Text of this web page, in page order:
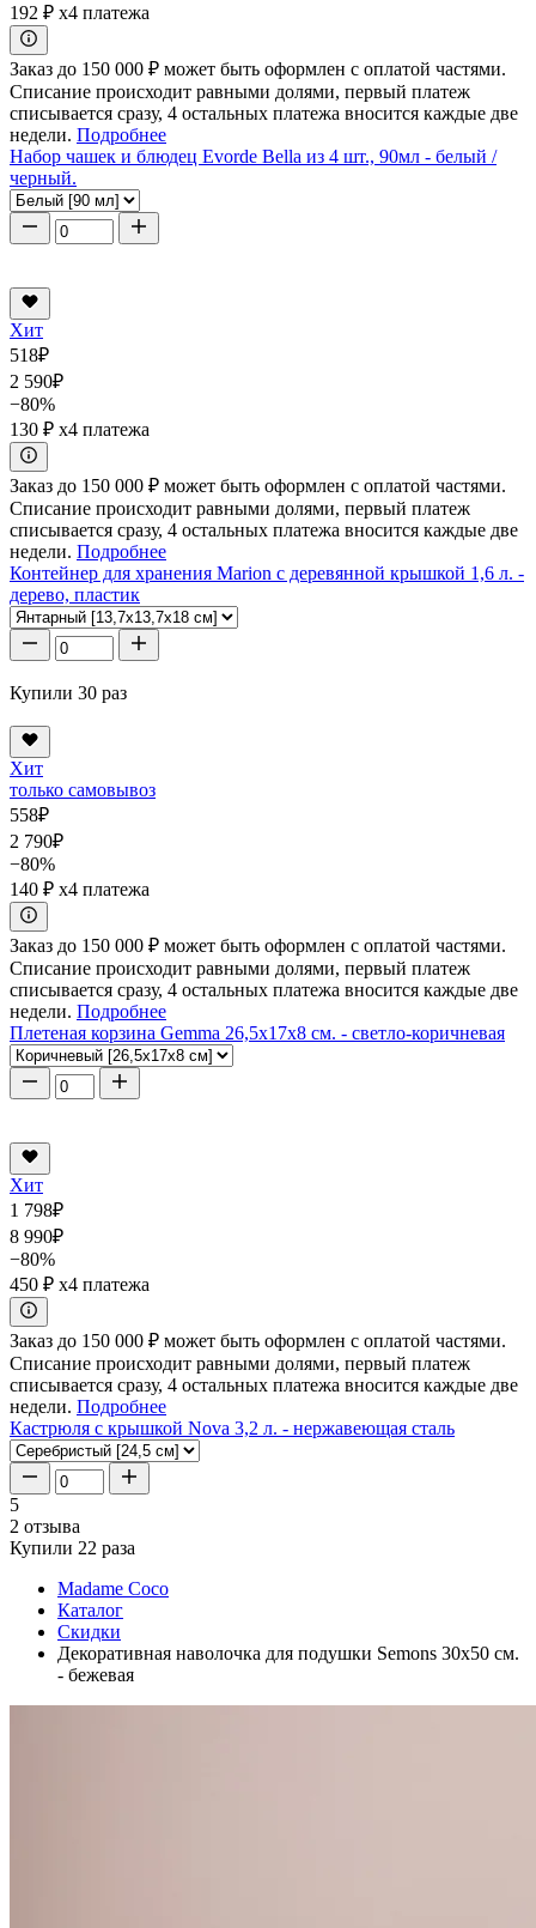
192 ₽ x4 платежа
Заказ до 150 000 ₽ может быть оформлен с оплатой частями.
Списание происходит равными долями, первый платеж
списывается сразу, 4 остальных платежа вносится каждые две
недели. Подробнее
Набор чашек и блюдец Evorde Bella из 4 шт., 90мл - белый /
черный.
Хит
518₽
2 590₽
−80%
130 ₽ x4 платежа
Заказ до 150 000 ₽ может быть оформлен с оплатой частями.
Списание происходит равными долями, первый платеж
списывается сразу, 4 остальных платежа вносится каждые две
недели. Подробнее
Контейнер для хранения Marion с деревянной крышкой 1,6 л. -
дерево, пластик
Купили 30 раз
Хит
только самовывоз
558₽
2 790₽
−80%
140 ₽ x4 платежа
Заказ до 150 000 ₽ может быть оформлен с оплатой частями.
Списание происходит равными долями, первый платеж
списывается сразу, 4 остальных платежа вносится каждые две
недели. Подробнее
Плетеная корзина Gemma 26,5x17x8 см. - светло-коричневая
Хит
1 798₽
8 990₽
−80%
450 ₽ x4 платежа
Заказ до 150 000 ₽ может быть оформлен с оплатой частями.
Списание происходит равными долями, первый платеж
списывается сразу, 4 остальных платежа вносится каждые две
недели. Подробнее
Кастрюля с крышкой Nova 3,2 л. - нержавеющая сталь
5
2 отзыва
Купили 22 раза
Madame Coco
Каталог
Скидки
Декоративная наволочка для подушки Semons 30x50 см.
- бежевая